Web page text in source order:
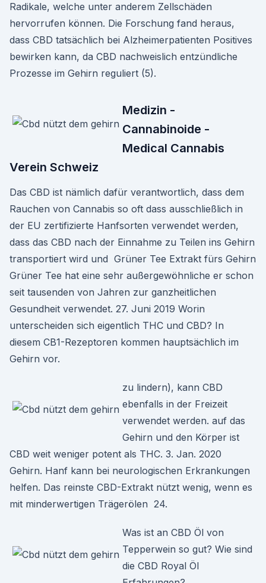
Radikale, welche unter anderem Zellschäden
hervorrufen können. Die Forschung fand heraus,
dass CBD tatsächlich bei Alzheimerpatienten Positives
bewirken kann, da CBD nachweislich entzündliche
Prozesse im Gehirn reguliert (5).
Medizin -
Cannabinoide -
Medical Cannabis
Verein Schweiz
Das CBD ist nämlich dafür verantwortlich, dass dem
Rauchen von Cannabis so oft dass ausschließlich in
der EU zertifizierte Hanfsorten verwendet werden,
dass das CBD nach der Einnahme zu Teilen ins Gehirn
transportiert wird und Grüner Tee Extrakt fürs Gehirn
Grüner Tee hat eine sehr außergewöhnliche er schon
seit tausenden von Jahren zur ganzheitlichen
Gesundheit verwendet. 27. Juni 2019 Worin
unterscheiden sich eigentlich THC und CBD? In
diesem CB1-Rezeptoren kommen hauptsächlich im
Gehirn vor.
zu lindern), kann CBD
ebenfalls in der Freizeit
verwendet werden. auf das
Gehirn und den Körper ist
CBD weit weniger potent als THC. 3. Jan. 2020
Gehirn. Hanf kann bei neurologischen Erkrankungen
helfen. Das reinste CBD-Extrakt nützt wenig, wenn es
mit minderwertigen Trägerölen 24.
Was ist an CBD Öl von
Tepperwein so gut? Wie sind
die CBD Royal Öl